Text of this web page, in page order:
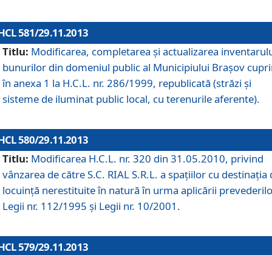
581/29.11.2013
Titlu: Modificarea, completarea şi actualizarea
bunurilor din domeniul public al Municipiului Braşov
în anexa 1 la H.C.L. nr. 286/1999, republicată (străzi şi
sisteme de iluminat public local, cu terenurile aferente).
580/29.11.2013
Titlu: Modificarea H.C.L. nr. 320 din 31.05.2010, privind
vânzarea de către S.C. RIAL S.R.L. a spaţiilor cu destinaţia
locuinţă nerestituite în natură în urma aplicării
Legii nr. 112/1995 şi Legii nr. 10/2001.
579/29.11.2013